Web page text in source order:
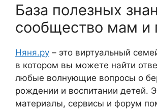
База полезных
сообщество мам и
Няня.ру – это виртуальный
в котором вы можете найти
любые волнующие вопросы о
рождении и воспитании детей.
материалы, сервисы и форум